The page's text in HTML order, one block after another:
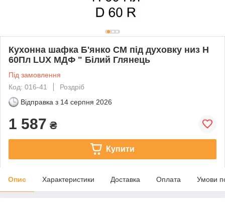
Кухонна шафка Б'янко СМ під духовку низ Н
60Пл LUX МДФ " Білий Глянець
Під замовлення
Код: 016-41
Роздріб
Відправка з 14 серпня 2026
1 587 ₴
Купити
Опис Характеристики Доставка Оплата Умови